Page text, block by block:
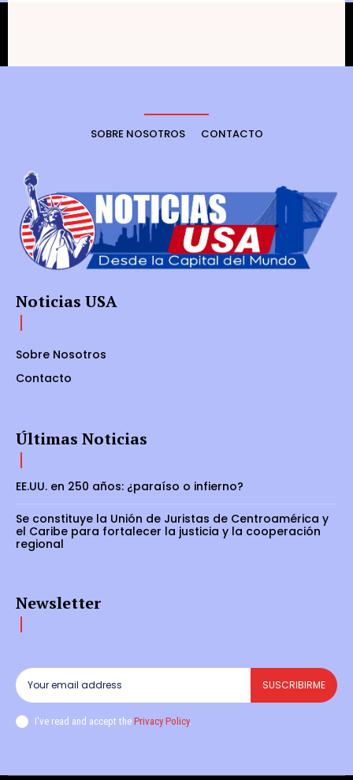
SOBRE NOSOTROS CONTACTO
Noticias USA
Sobre Nosotros
Contacto
Últimas Noticias
EE.UU. en 250 años: ¿paraíso o infierno?
Se constituye la Unión de Juristas de Centroamérica y
el Caribe para fortalecer la justicia y la cooperación
regional
Newsletter
SUSCRIBIRME
I've read and accept the Privacy Policy.